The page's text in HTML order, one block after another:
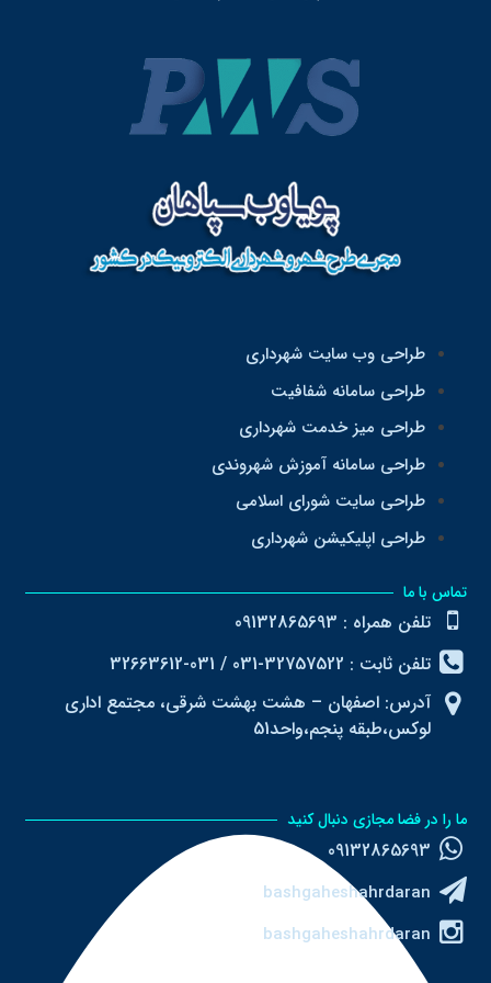
طراحی وب سایت شهرداری
طراحی سامانه شفافیت
طراحی میز خدمت شهرداری
طراحی سامانه آموزش شهروندی
طراحی سایت شورای اسلامی
طراحی اپلیکیشن شهرداری
تماس با ما
تلفن همراه : 09132865693
تلفن ثابت : 32757522-031 / 031-32663612
آدرس: اصفهان – هشت بهشت شرقی، مجتمع اداری
لوکس،طبقه پنجم،واحد51
ما را در فضا مجازی دنبال کنید
09132865693
bashgaheshahrdaran
bashgaheshahrdaran